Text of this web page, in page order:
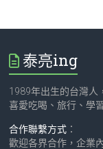
泰亮ing
1989年出生的台灣人
喜愛吃喝、旅行、學
合作聯繫方式 ：
歡迎各界合作，企業